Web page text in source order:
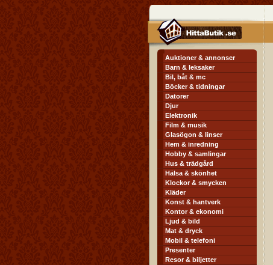
Auktioner & annonser
Barn & leksaker
Bil, båt & mc
Böcker & tidningar
Datorer
Djur
Elektronik
Film & musik
Glasögon & linser
Hem & inredning
Hobby & samlingar
Hus & trädgård
Hälsa & skönhet
Klockor & smycken
Kläder
Konst & hantverk
Kontor & ekonomi
Ljud & bild
Mat & dryck
Mobil & telefoni
Presenter
Resor & biljetter